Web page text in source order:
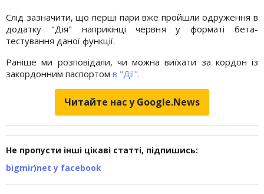
Слід зазначити, що перші пари вже пройшли одруження в
додатку "Дія" наприкінці червня у форматі бета-
тестування даної функції.
Раніше ми розповідали, чи можна виїхати за кордон із
закордонним паспортом в "Дії".
Читайте нас у Google.News
Не пропусти інші цікаві статті, підпишись:
bigmir)net у facebook